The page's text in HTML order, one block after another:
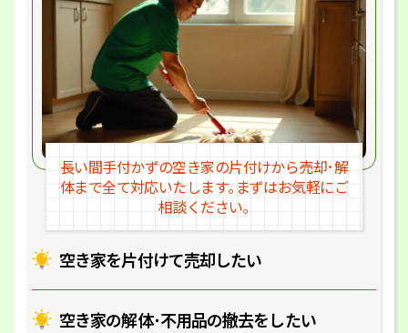
空き家を片付けて売却したい
空き家の解体･不用品の撤去をしたい
長い間手付かずの空き家の片付けから売却･解
体まで全て対応いたします｡ まずはお気軽にご
相談ください｡